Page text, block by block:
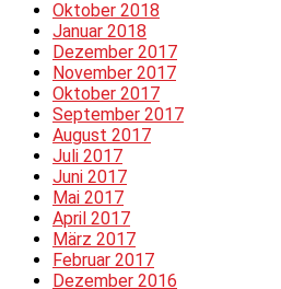
Oktober 2018
Januar 2018
Dezember 2017
November 2017
Oktober 2017
September 2017
August 2017
Juli 2017
Juni 2017
Mai 2017
April 2017
März 2017
Februar 2017
Dezember 2016